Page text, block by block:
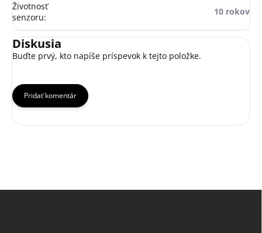
Životnosť
senzoru:
10 rokov
Diskusia
Buďte prvý, kto napíše príspevok k tejto položke.
Pridať komentár